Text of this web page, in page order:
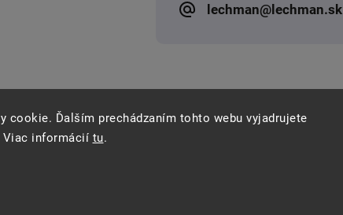
cookie. Ďalším prechádzaním tohto webu vyjadrujete
Viac informácií tu.
lechman@lechman.sk